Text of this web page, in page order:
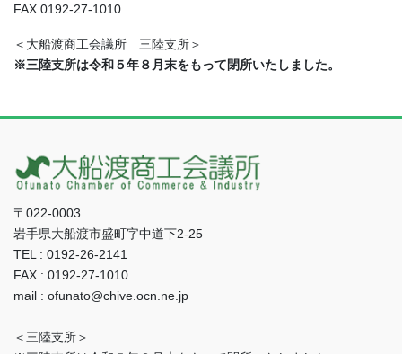
FAX 0192-27-1010
＜大船渡商工会議所 三陸支所＞
※三陸支所は令和５年８月末をもって閉所いたしました。
〒022-0003
岩手県大船渡市盛町字中道下2-25
TEL : 0192-26-2141
FAX : 0192-27-1010
mail : ofunato@chive.ocn.ne.jp
＜三陸支所＞